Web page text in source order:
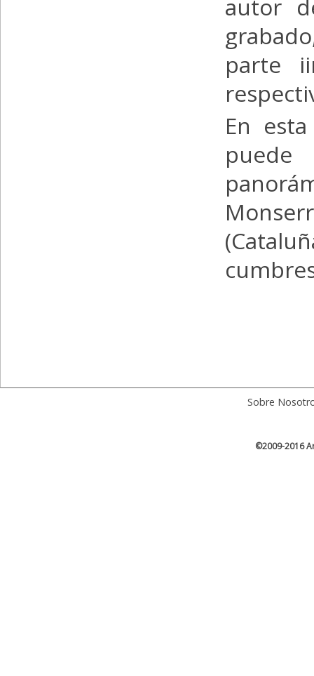
autor
parte
En
puede
Sobre
©2009-2016